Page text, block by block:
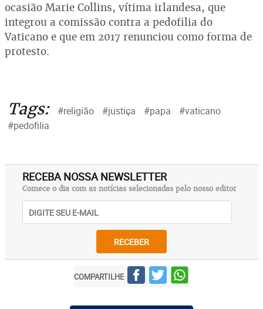
ocasião Marie Collins, vítima irlandesa, que
integrou a comissão contra a pedofilia do
Vaticano e que em 2017 renunciou como forma de
protesto.
Tags: #religião #justiça #papa
#vaticano
#pedofilia
RECEBA NOSSA NEWSLETTER
Comece o dia com as notícias selecionadas pelo nosso editor
RECEBER
COMPARTILHE